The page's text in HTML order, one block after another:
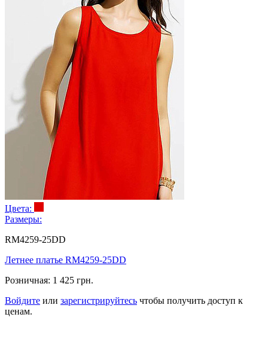
Цвета:
Размеры:
RM4259-25DD
Летнее платье RM4259-25DD
Розничная: 1 425 грн.
Войдите или зарегистрируйтесь чтобы получить доступ к
ценам.